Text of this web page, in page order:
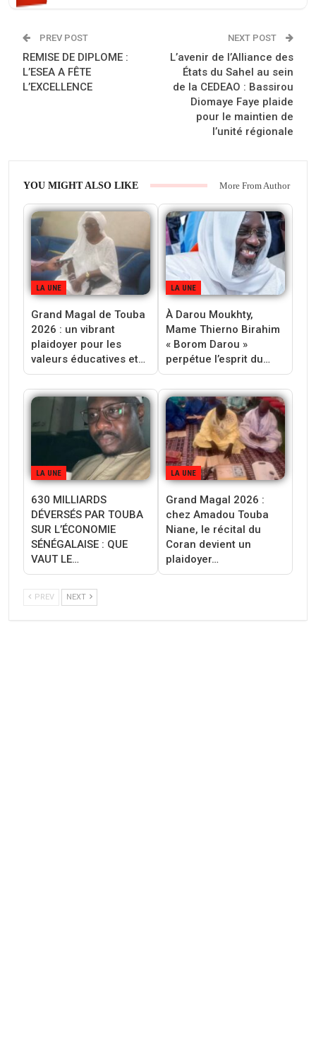
PREV POST
REMISE DE DIPLOME :
L’ESEA A FÊTE
L’EXCELLENCE
NEXT POST
L’avenir de l’Alliance des
États du Sahel au sein
de la CEDEAO : Bassirou
Diomaye Faye plaide
pour le maintien de
l’unité régionale
YOU MIGHT ALSO LIKE More From Author
LA UNE
Grand Magal de Touba
2026 : un vibrant
plaidoyer pour les
valeurs éducatives et…
LA UNE
À Darou Moukhty,
Mame Thierno Birahim
« Borom Darou »
perpétue l’esprit du…
LA UNE
630 MILLIARDS
DÉVERSÉS PAR TOUBA
SUR L’ÉCONOMIE
SÉNÉGALAISE : QUE
VAUT LE…
LA UNE
Grand Magal 2026 :
chez Amadou Touba
Niane, le récital du
Coran devient un
plaidoyer…
PREV NEXT